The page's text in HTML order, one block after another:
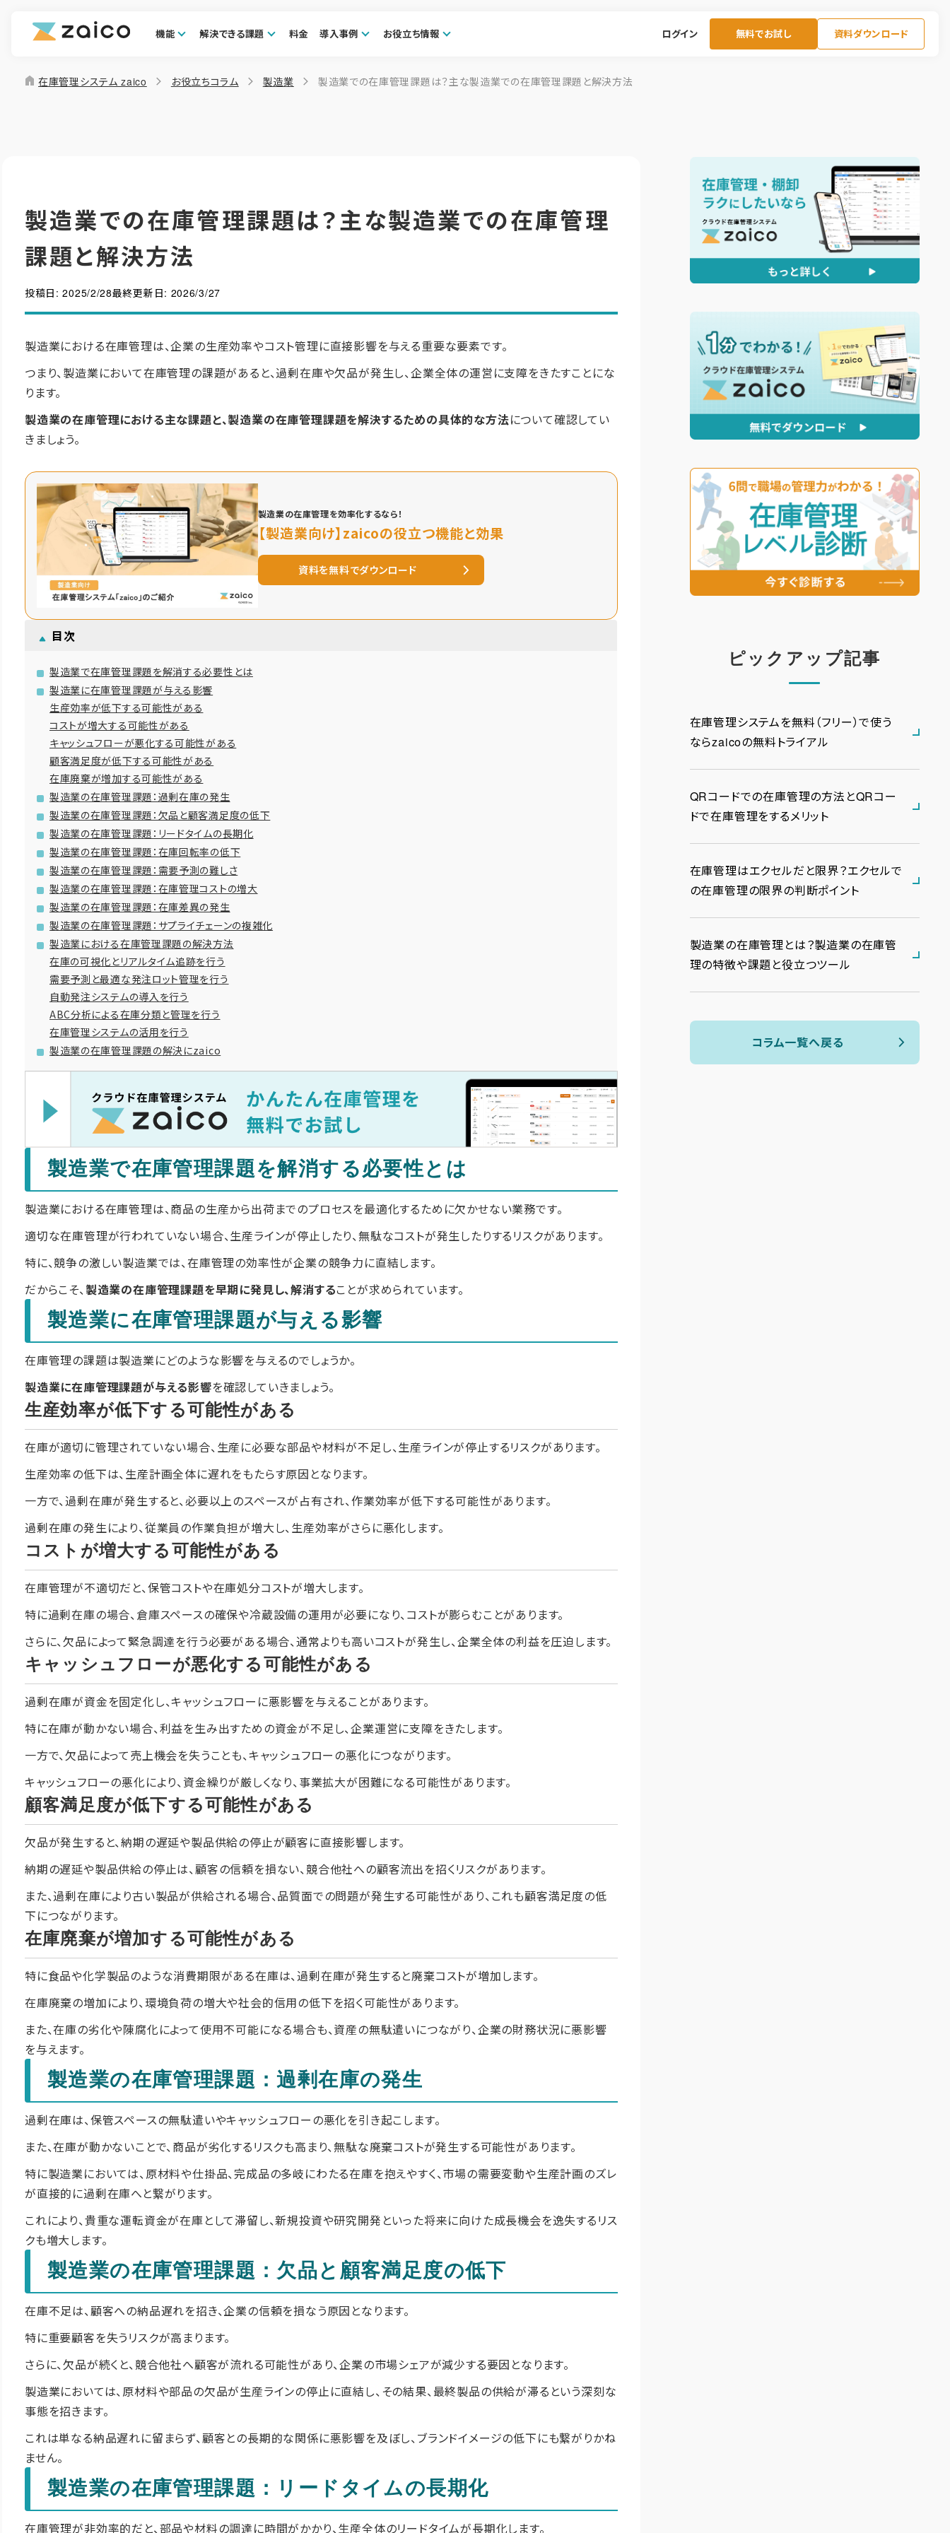
機能 解決できる課題 料金 導入事例 お役立ち情報 ログイン 無料でお試し 資料ダウンロード
home 在庫管理システム zaico お役立ちコラム 製造業 製造業での在庫管理課題は？主な製造業での在庫管理課題と解決方法
製造業での在庫管理課題は？主な製造業での在庫管理
課題と解決方法
投稿日:2025/2/28最終更新日: 2026/3/27
製造業における在庫管理は、企業の生産効率やコスト管理に直接影響を与える重要な要素です。
つまり、製造業において在庫管理の課題があると、過剰在庫や欠品が発生し、企業全体の運営に支障をきたすことにな
ります。
製造業の在庫管理における主な課題と、製造業の在庫管理課題を解決するための具体的な方法について確認してい
きましょう。
製造業の在庫管理を効率化するなら！
【製造業向け】zaicoの役立つ機能と効果
資料を無料でダウンロード
目次
製造業で在庫管理課題を解消する必要性とは
製造業に在庫管理課題が与える影響
生産効率が低下する可能性がある
コストが増大する可能性がある
キャッシュフローが悪化する可能性がある
顧客満足度が低下する可能性がある
在庫廃棄が増加する可能性がある
製造業の在庫管理課題：過剰在庫の発生
製造業の在庫管理課題：欠品と顧客満足度の低下
製造業の在庫管理課題：リードタイムの長期化
製造業の在庫管理課題：在庫回転率の低下
製造業の在庫管理課題：需要予測の難しさ
製造業の在庫管理課題：在庫管理コストの増大
製造業の在庫管理課題：在庫差異の発生
製造業の在庫管理課題：サプライチェーンの複雑化
製造業における在庫管理課題の解決方法
在庫の可視化とリアルタイム追跡を行う
需要予測と最適な発注ロット管理を行う
自動発注システムの導入を行う
ABC分析による在庫分類と管理を行う
在庫管理システムの活用を行う
製造業の在庫管理課題の解決にzaico
製造業で在庫管理課題を解消する必要性とは
製造業における在庫管理は、商品の生産から出荷までのプロセスを最適化するために欠かせない業務です。
適切な在庫管理が行われていない場合、生産ラインが停止したり、無駄なコストが発生したりするリスクがあります。
特に、競争の激しい製造業では、在庫管理の効率性が企業の競争力に直結します。
だからこそ、製造業の在庫管理課題を早期に発見し、解消することが求められています。
製造業に在庫管理課題が与える影響
在庫管理の課題は製造業にどのような影響を与えるのでしょうか。
製造業に在庫管理課題が与える影響を確認していきましょう。
生産効率が低下する可能性がある
在庫が適切に管理されていない場合、生産に必要な部品や材料が不足し、生産ラインが停止するリスクがあります。
生産効率の低下は、生産計画全体に遅れをもたらす原因となります。
一方で、過剰在庫が発生すると、必要以上のスペースが占有され、作業効率が低下する可能性があります。
過剰在庫の発生により、従業員の作業負担が増大し、生産効率がさらに悪化します。
コストが増大する可能性がある
在庫管理が不適切だと、保管コストや在庫処分コストが増大します。
特に過剰在庫の場合、倉庫スペースの確保や冷蔵設備の運用が必要になり、コストが膨らむことがあります。
さらに、欠品によって緊急調達を行う必要がある場合、通常よりも高いコストが発生し、企業全体の利益を圧迫します。
キャッシュフローが悪化する可能性がある
過剰在庫が資金を固定化し、キャッシュフローに悪影響を与えることがあります。
特に在庫が動かない場合、利益を生み出すための資金が不足し、企業運営に支障をきたします。
一方で、欠品によって売上機会を失うことも、キャッシュフローの悪化につながります。
キャッシュフローの悪化により、資金繰りが厳しくなり、事業拡大が困難になる可能性があります。
顧客満足度が低下する可能性がある
欠品が発生すると、納期の遅延や製品供給の停止が顧客に直接影響します。
納期の遅延や製品供給の停止は、顧客の信頼を損ない、競合他社への顧客流出を招くリスクがあります。
また、過剰在庫により古い製品が供給される場合、品質面での問題が発生する可能性があり、これも顧客満足度の低
下につながります。
在庫廃棄が増加する可能性がある
特に食品や化学製品のような消費期限がある在庫は、過剰在庫が発生すると廃棄コストが増加します。
在庫廃棄の増加により、環境負荷の増大や社会的信用の低下を招く可能性があります。
また、在庫の劣化や陳腐化によって使用不可能になる場合も、資産の無駄遣いにつながり、企業の財務状況に悪影響
を与えます。
製造業の在庫管理課題：過剰在庫の発生
過剰在庫は、保管スペースの無駄遣いやキャッシュフローの悪化を引き起こします。
また、在庫が動かないことで、商品が劣化するリスクも高まり、無駄な廃棄コストが発生する可能性があります。
特に製造業においては、原材料や仕掛品、完成品の多岐にわたる在庫を抱えやすく、市場の需要変動や生産計画のズレ
が直接的に過剰在庫へと繋がります。
これにより、貴重な運転資金が在庫として滞留し、新規投資や研究開発といった将来に向けた成長機会を逸失するリス
クも増大します。
製造業の在庫管理課題：欠品と顧客満足度の低下
在庫不足は、顧客への納品遅れを招き、企業の信頼を損なう原因となります。
特に重要顧客を失うリスクが高まります。
さらに、欠品が続くと、競合他社へ顧客が流れる可能性があり、企業の市場シェアが減少する要因となります。
製造業においては、原材料や部品の欠品が生産ラインの停止に直結し、その結果、最終製品の供給が滞るという深刻な
事態を招きます。
これは単なる納品遅れに留まらず、顧客との長期的な関係に悪影響を及ぼし、ブランドイメージの低下にも繋がりかね
ません。
製造業の在庫管理課題：リードタイムの長期化
在庫管理が非効率的だと、部品や材料の調達に時間がかかり、生産全体のリードタイムが長期化します。
ピックアップ記事
在庫管理システムを無料（フリー）で使う
ならzaicoの無料トライアル
QRコードでの在庫管理の方法とQRコー
ドで在庫管理をするメリット
在庫管理はエクセルだと限界？エクセルで
の在庫管理の限界の判断ポイント
製造業の在庫管理とは？製造業の在庫管
理の特徴や課題と役立つツール
コラム一覧へ戻る